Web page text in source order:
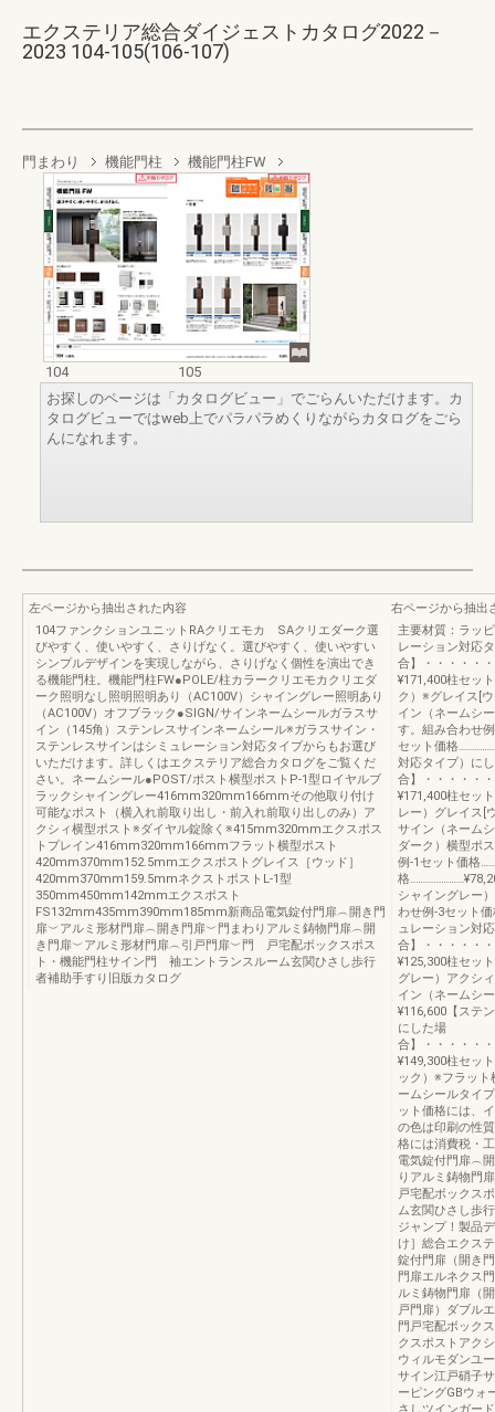
エクステリア総合ダイジェストカタログ2022－
2023 104-105(106-107)
門まわり 機能門柱 機能門柱FW
104
105
お探しのページは「カタログビュー」でごらんいただけます。カ
タログビューではweb上でパラパラめくりながらカタログをごら
んになれます。
左ページから抽出された内容
104ファンクションユニットRAクリエモカ SAクリエダーク選
びやすく、使いやすく、さりげなく。選びやすく、使いやすい
シンプルデザインを実現しながら、さりげなく個性を演出でき
る機能門柱。機能門柱FW●POLE/柱カラークリエモカクリエダ
ーク照明なし照明照明あり（AC100V）シャイングレー照明あり
（AC100V）オフブラック●SIGN/サインネームシールガラスサ
イン（145角）ステンレスサインネームシール※ガラスサイン・
ステンレスサインはシミュレーション対応タイプからもお選び
いただけます。詳しくはエクステリア総合カタログをご覧くだ
さい。ネームシール●POST/ポスト横型ポストP-1型ロイヤルブ
ラックシャイングレー416mm320mm166mmその他取り付け
可能なポスト（横入れ前取り出し・前入れ前取り出しのみ）ア
クシィ横型ポスト※ダイヤル錠除く※415mm320mmエクスポス
トプレイン416mm320mm166mmフラット横型ポスト
420mm370mm152.5mmエクスポストグレイス［ウッド］
420mm370mm159.5mmネクストポストL-1型
350mm450mm142mmエクスポスト
FS132mm435mm390mm185mm新商品電気錠付門扉︵開き門
扉︶アルミ形材門扉︵開き門扉︶門まわりアルミ鋳物門扉︵開
き門扉︶アルミ形材門扉︵引戸門扉︶門 戸宅配ボックスポス
ト・機能門柱サイン門 袖エントランスルーム玄関ひさし歩行
者補助手すり旧版カタログ
右ページから抽出
主要材質：ラッ
レーション対応
合】・・・・・
¥171,400柱セッ
ク）※グレイス[
イン（ネームシ
す。組み合わせ
セット価格
対応タイプ）に
合】・・・・・
¥171,400柱セッ
レー）グレイス[
サイン（ネーム
ダーク）横型ポ
例-1セット価格
格
シャイングレー
わせ例-3セット
ュレーション対
合】・・・・・
¥125,300柱セッ
グレー）アクシ
イン（ネームシ
¥116,600【ステ
にした場
合】・・・・・
¥149,300柱セッ
ック）※フラッ
ームシールタイ
ット価格には、
の色は印刷の性
格には消費税・
電気錠付門扉︵
りアルミ鋳物門
戸宅配ボックス
ム玄関ひさし歩
ジャンプ！製品
け］総合エクス
錠付門扉（開き
門扉エルネクス
ルミ鋳物門扉（
戸門扉）ダブル
門戸宅配ボック
クスポストアク
ウィルモダンユ
サイン江戸硝子
ーピングGBウォ
さしツインガー